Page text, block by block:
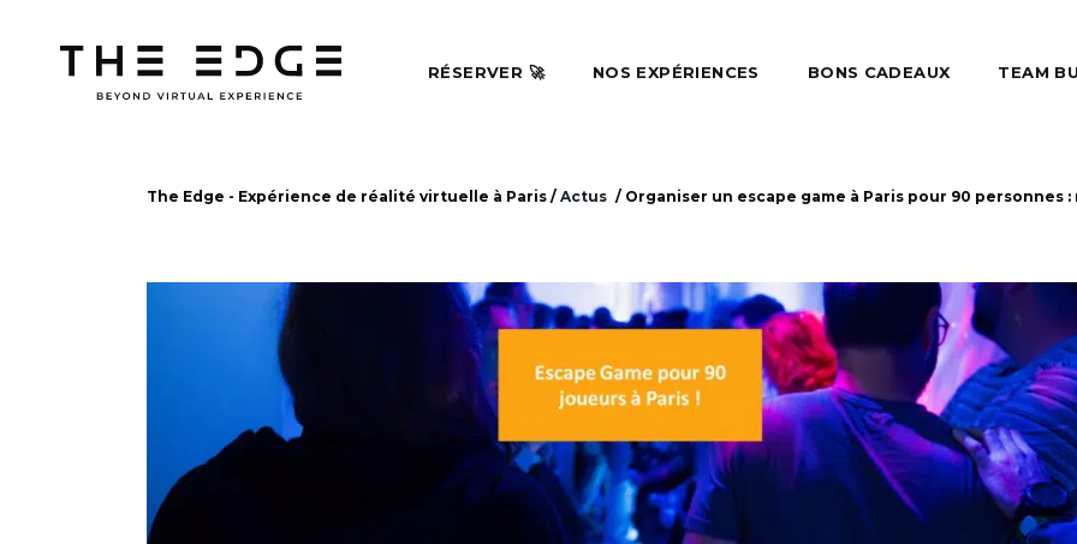
RÉSERVER 🚀 NOS EXPÉRIENCES BONS CADEAUX TEAM
The Edge - Expérience de réalité virtuelle à Paris / Actus / Organiser un escape game à Paris pour 90 personnes :